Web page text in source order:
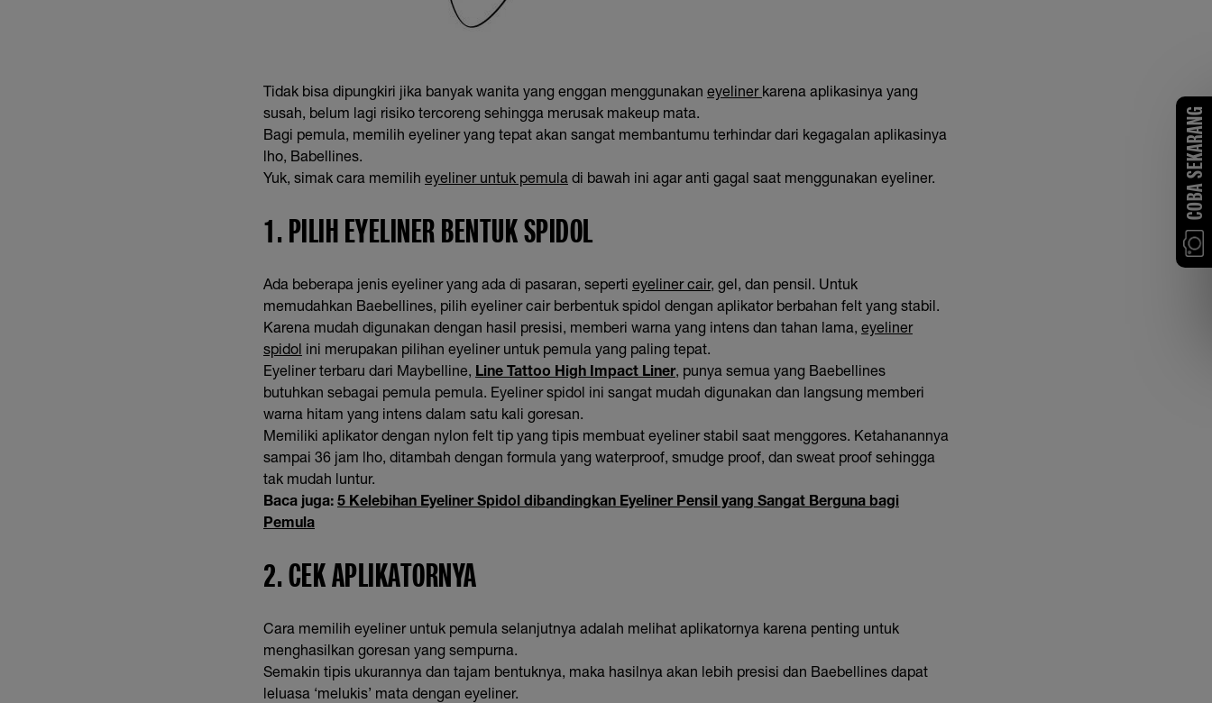
Tidak bisa dipungkiri jika banyak wanita yang enggan menggunakan eyeliner karena aplikasinya yang
susah, belum lagi risiko tercoreng sehingga merusak makeup mata.
Bagi pemula, memilih eyeliner yang tepat akan sangat membantumu terhindar dari kegagalan aplikasinya
lho, Babellines.
Yuk, simak cara memilih eyeliner untuk pemula di bawah ini agar anti gagal saat menggunakan eyeliner.
1. PILIH EYELINER BENTUK SPIDOL
Ada beberapa jenis eyeliner yang ada di pasaran, seperti eyeliner cair, gel, dan pensil. Untuk
memudahkan Baebellines, pilih eyeliner cair berbentuk spidol dengan aplikator berbahan felt yang stabil.
Karena mudah digunakan dengan hasil presisi, memberi warna yang intens dan tahan lama, eyeliner
spidol ini merupakan pilihan eyeliner untuk pemula yang paling tepat.
Eyeliner terbaru dari Maybelline, Line Tattoo High Impact Liner, punya semua yang Baebellines
butuhkan sebagai pemula pemula. Eyeliner spidol ini sangat mudah digunakan dan langsung memberi
warna hitam yang intens dalam satu kali goresan.
Memiliki aplikator dengan nylon felt tip yang tipis membuat eyeliner stabil saat menggores. Ketahanannya
sampai 36 jam lho, ditambah dengan formula yang waterproof, smudge proof, dan sweat proof sehingga
tak mudah luntur.
Baca juga: 5 Kelebihan Eyeliner Spidol dibandingkan Eyeliner Pensil yang Sangat Berguna bagi
Pemula
2. CEK APLIKATORNYA
Cara memilih eyeliner untuk pemula selanjutnya adalah melihat aplikatornya karena penting untuk
menghasilkan goresan yang sempurna.
Semakin tipis ukurannya dan tajam bentuknya, maka hasilnya akan lebih presisi dan Baebellines dapat
leluasa ‘melukis’ mata dengan eyeliner.
COBA SEKARANG